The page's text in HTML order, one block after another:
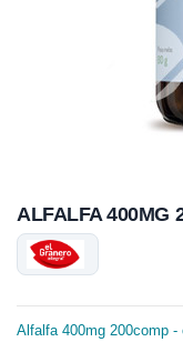
ALFALFA 400MG
Alfalfa 400mg 200comp -